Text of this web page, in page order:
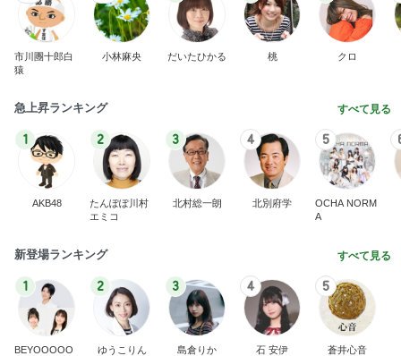
市川團十郎白
猿
小林麻央 だいたひかる 桃 クロ
急上昇ランキング すべて見る
1
AKB48
2
たんぽぽ川村
エミコ
3
北村総一朗
4
北別府学
5
OCHA NORM
A
新登場ランキング すべて見る
1
BEYOOOOO
2
ゆうこりん
3
島倉りか
4
石 安伊
5
蒼井心音